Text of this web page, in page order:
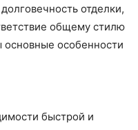
отделки,
общему стилю
особенности
быстрой и